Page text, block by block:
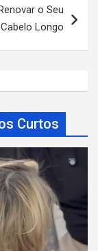
o Seu
Cabelo Longo
Curtos